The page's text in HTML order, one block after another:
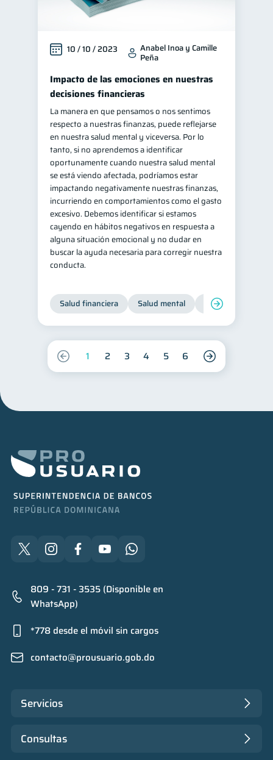
10 / 10 / 2023 Anabel Inoa y Camille
Peña
Impacto de las emociones en nuestras
decisiones financieras
La manera en que pensamos o nos sentimos
respecto a nuestras finanzas, puede reflejarse
en nuestra salud mental y viceversa. Por lo
tanto, si no aprendemos a identificar
oportunamente cuando nuestra salud mental
se está viendo afectada, podríamos estar
impactando negativamente nuestras finanzas,
incurriendo en comportamientos como el gasto
excesivo. Debemos identificar si estamos
cayendo en hábitos negativos en respuesta a
alguna situación emocional y no dudar en
buscar la ayuda necesaria para corregir nuestra
conducta.
Salud financiera Salud mental Inclusión
1 2 3 4 5 6
809 - 731 - 3535 (Disponible en
WhatsApp)
*778 desde el móvil sin cargos
contacto@prousuario.gob.do
Servicios
Consultas